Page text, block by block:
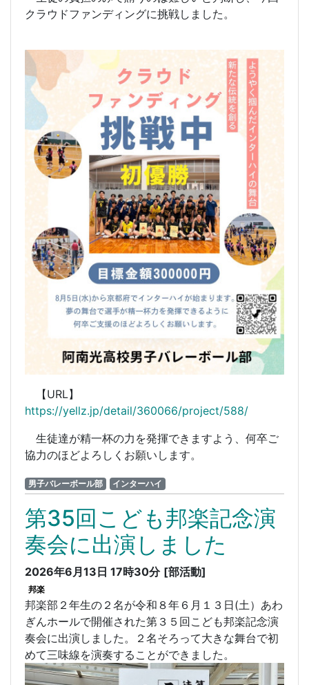
クラウドファンディングに挑戦しました。
【URL】
https://yellz.jp/detail/360066/project/588/
生徒達が精一杯の力を発揮できますよう、何卒ご
協力のほどよろしくお願いします。
男子バレーボール部 インターハイ
第35回こども邦楽記念演
奏会に出演しました
2026年6月13日 17時30分 [部活動]
邦楽
邦楽部２年生の２名が令和８年６月１３日(土）あわ
ぎんホールで開催された第３５回こども邦楽記念演
奏会に出演しました。２名そろって大きな舞台で初
めて三味線を演奏することができました。